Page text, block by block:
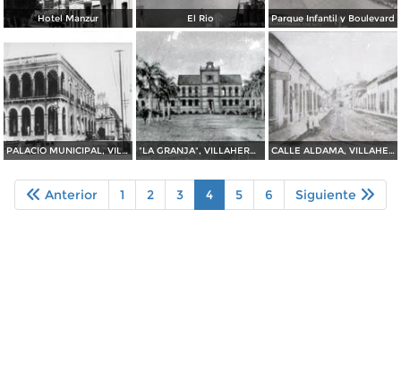
Hotel Manzur El Rio Parque Infantil y Boulevard
PALACIO MUNICIPAL, VILLAHERMOSA, TABASCO. 1927 "LA GRANJA", VILLAHERMOSA, TABASCO. 1928 CALLE ALDAMA, VILLAHERMOSA, TABASCO. 1922
Anterior 1 2 3 4 5 6 Siguiente